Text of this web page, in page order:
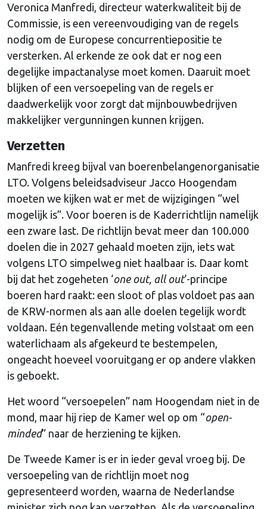
Veronica Manfredi, directeur waterkwaliteit bij de
Commissie, is een vereenvoudiging van de regels
nodig om de Europese concurrentiepositie te
versterken. Al erkende ze ook dat er nog een
degelijke impactanalyse moet komen. Daaruit moet
blijken of een versoepeling van de regels er
daadwerkelijk voor zorgt dat mijnbouwbedrijven
makkelijker vergunningen kunnen krijgen.
Verzetten
Manfredi kreeg bijval van boerenbelangenorganisatie
LTO. Volgens beleidsadviseur Jacco Hoogendam
moeten we kijken wat er met de wijzigingen “wel
mogelijk is”. Voor boeren is de Kaderrichtlijn namelijk
een zware last. De richtlijn bevat meer dan 100.000
doelen die in 2027 gehaald moeten zijn, iets wat
volgens LTO simpelweg niet haalbaar is. Daar komt
bij dat het zogeheten ‘one out, all out‘-principe
boeren hard raakt: een sloot of plas voldoet pas aan
de KRW-normen als aan alle doelen tegelijk wordt
voldaan. Eén tegenvallende meting volstaat om een
waterlichaam als afgekeurd te bestempelen,
ongeacht hoeveel vooruitgang er op andere vlakken
is geboekt.
Het woord “versoepelen” nam Hoogendam niet in de
mond, maar hij riep de Kamer wel op om “open-
minded” naar de herziening te kijken.
De Tweede Kamer is er in ieder geval vroeg bij. De
versoepeling van de richtlijn moet nog
gepresenteerd worden, waarna de Nederlandse